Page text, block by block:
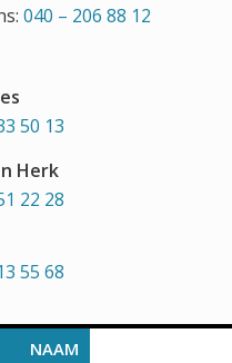
040 – 206 88 12
50 13
Herk
22 28
55 68
NAAM